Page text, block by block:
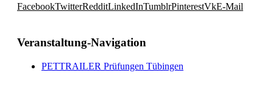
FacebookTwitterRedditLinkedInTumblrPinterestVkE-Mail
Veranstaltung-Navigation
PETTRAILER Prüfungen Tübingen